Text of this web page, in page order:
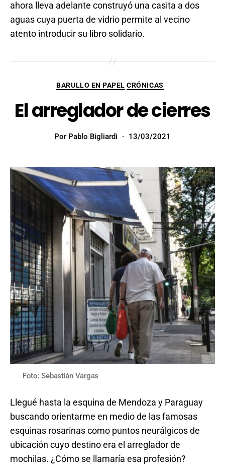
ahora lleva adelante construyó una casita a dos
aguas cuya puerta de vidrio permite al vecino
atento introducir su libro solidario.
BARULLO EN PAPEL CRÓNICAS
El arreglador de cierres
Por Pablo Bigliardi 13/03/2021
Foto: Sebastián Vargas
Llegué hasta la esquina de Mendoza y Paraguay
buscando orientarme en medio de las famosas
esquinas rosarinas como puntos neurálgicos de
ubicación cuyo destino era el arreglador de
mochilas. ¿Cómo se llamaría esa profesión?